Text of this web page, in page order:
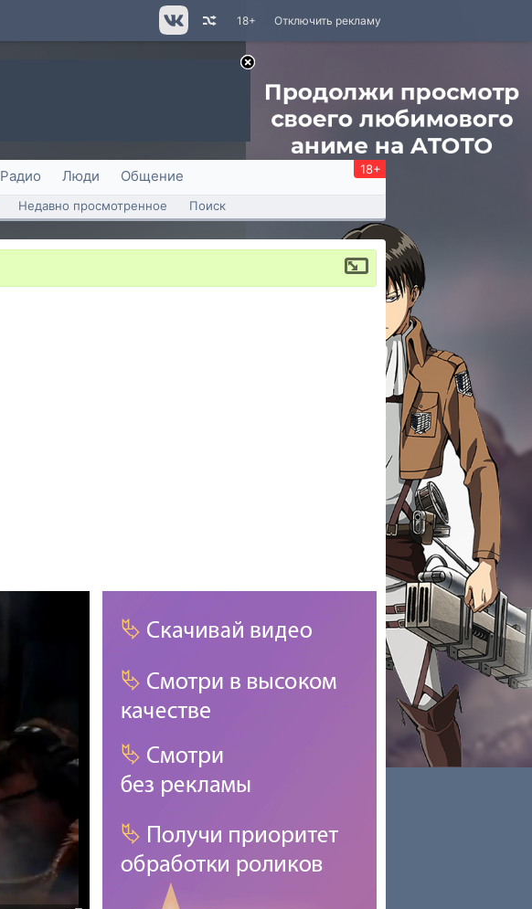
Отключить рекламу
18+
Радио Люди Общение 18+
Недавно просмотренное Поиск